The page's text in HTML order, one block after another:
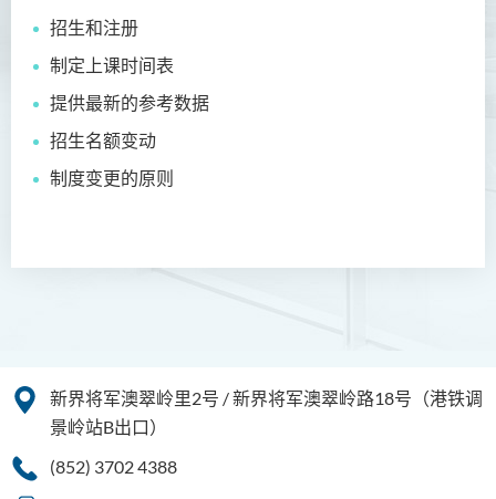
招生和注册
制定上课时间表
提供最新的参考数据
招生名额变动
制度变更的原则
新界将军澳翠岭里2号 / 新界将军澳翠岭路18号（港铁调
景岭站B出口）
(852) 3702 4388